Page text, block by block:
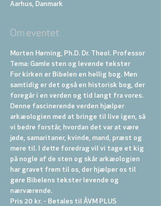
Aarhus, Danmark
Om eventet
Morten Hørning, Ph.D. Dr. Theol. Professor
Tema: Gamle sten og levende tekster
For kirken er Bibelen en hellig bog. Men
samtidig er det også en historisk bog, der
foregår i en verden og tid langt fra vores.
Denne fascinerende verden hjælper
arkæologien med at bringe til live igen, så
vi bedre forstår, hvordan det var at være
jøde, samaritaner, kvinde, mand, præst og
mere til. I dette foredrag vil vi tage et kig
på nogle af de sten og skår arkæologien
har gravet frem til os, der hjælper os til
gøre Bibelens tekster levende og
nærværende.
Pris 20 kr. - Betales til ÅVM PLUS